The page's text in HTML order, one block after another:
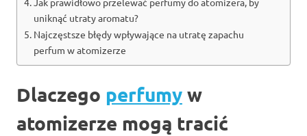
uniknąć utraty aromatu?
Najczęstsze błędy wpływające na utratę zapachu
perfum w atomizerze
Dlaczego perfumy w
atomizerze mogą tracić